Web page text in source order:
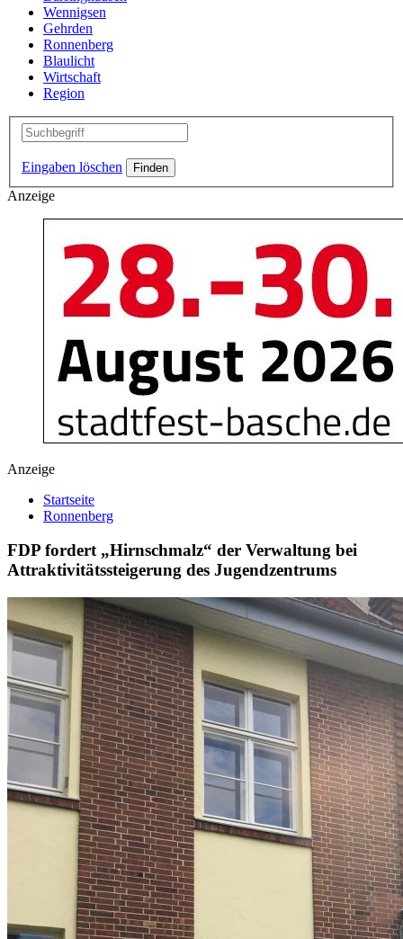
Wennigsen
Gehrden
Ronnenberg
Blaulicht
Wirtschaft
Region
Eingaben löschen
Anzeige
Anzeige
Startseite
Ronnenberg
FDP fordert „Hirnschmalz“ der Verwaltung bei
Attraktivitätssteigerung des Jugendzentrums